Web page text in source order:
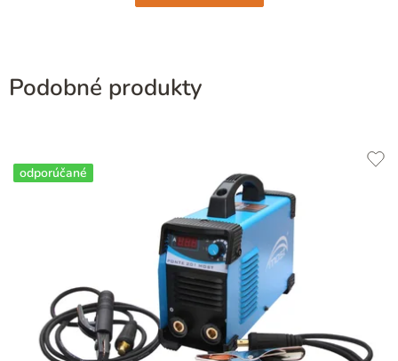
Podobné produkty
odporúčané